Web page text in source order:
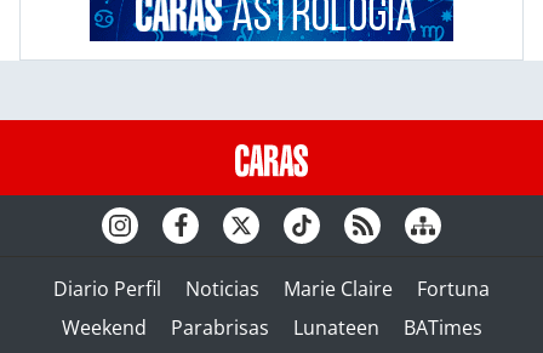
Diario Perfil Noticias Marie Claire
Fortuna
Weekend
Parabrisas Lunateen BATimes